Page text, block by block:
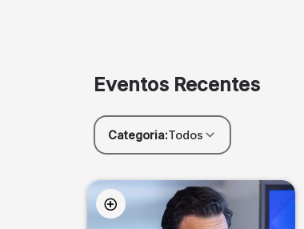
Eventos Recentes
Categoria:Todos